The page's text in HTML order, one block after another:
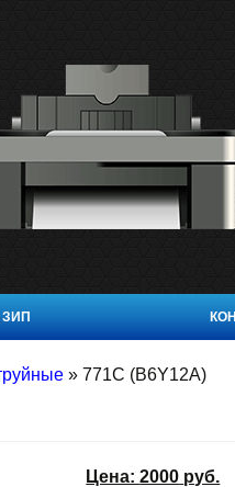
» 771C (B6Y12A)
Цена:2000 руб.